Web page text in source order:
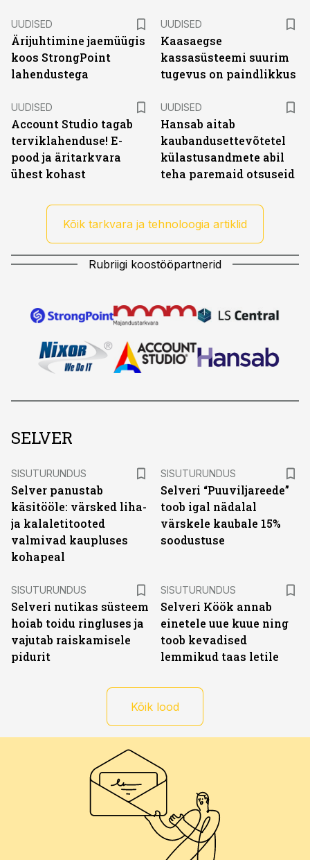
UUDISED
Ärijuhtimine jaemüügis
koos StrongPoint
lahendustega
UUDISED
Kaasaegse
kassasüsteemi suurim
tugevus on paindlikkus
UUDISED
Account Studio tagab
terviklahenduse! E-
pood ja äritarkvara
ühest kohast
UUDISED
Hansab aitab
kaubandusettevõtetel
külastusandmete abil
teha paremaid otsuseid
Kõik tarkvara ja tehnoloogia artiklid
Rubriigi koostööpartnerid
SELVER
SISUTURUNDUS
Selver panustab
käsitööle: värsked liha-
ja kalaletitooted
valmivad kaupluses
kohapeal
SISUTURUNDUS
Selveri “Puuviljareede”
toob igal nädalal
värskele kaubale 15%
soodustuse
SISUTURUNDUS
Selveri nutikas süsteem
hoiab toidu ringluses ja
vajutab raiskamisele
pidurit
SISUTURUNDUS
Selveri Köök annab
einetele uue kuue ning
toob kevadised
lemmikud taas letile
Kõik lood